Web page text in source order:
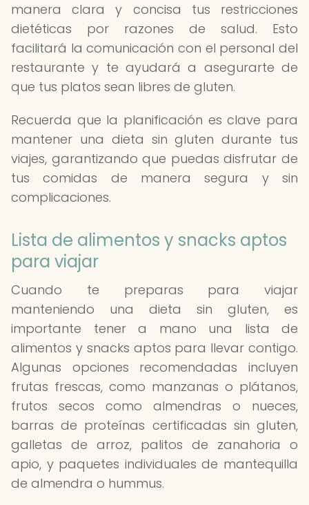
manera clara y concisa tus restricciones
dietéticas por razones de salud. Esto
facilitará la comunicación con el personal del
restaurante y te ayudará a asegurarte de
que tus platos sean libres de gluten.
Recuerda que la planificación es clave para
mantener una dieta sin gluten durante tus
viajes, garantizando que puedas disfrutar de
tus comidas de manera segura y sin
complicaciones.
Lista de alimentos y snacks aptos
para viajar
Cuando te preparas para viajar
manteniendo una dieta sin gluten, es
importante tener a mano una lista de
alimentos y snacks aptos para llevar contigo.
Algunas opciones recomendadas incluyen
frutas frescas, como manzanas o plátanos,
frutos secos como almendras o nueces,
barras de proteínas certificadas sin gluten,
galletas de arroz, palitos de zanahoria o
apio, y paquetes individuales de mantequilla
de almendra o hummus.